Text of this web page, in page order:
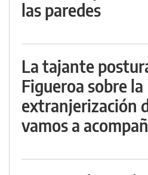
las paredes
La tajante
Figueroa sobre la
extranjerización
vamos a